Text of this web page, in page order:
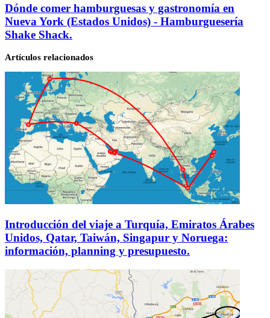
Paular
y
Puente
del
Perdón
(Rascafría,
Madrid).
Espectacular
ruta
senderista
Vol.3.
Dónde
comer
hamburguesas
y
en
Nueva
(Estados
Unidos)
Hamburguesería
Shake
Shack.
Dónde comer hamburguesas y gastronomía en
Nueva York (Estados Unidos) - Hamburguesería
Shake Shack.
Artículos relacionados
Introducción del viaje a Turquía, Emiratos Árabes
Unidos, Qatar, Taiwán, Singapur y Noruega:
información, planning y presupuesto.